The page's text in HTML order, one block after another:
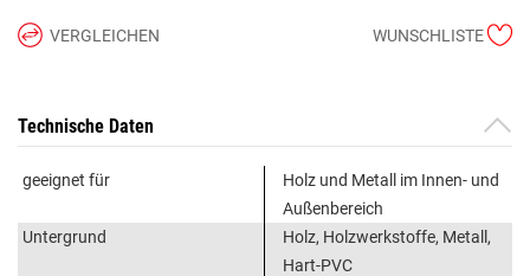
VERGLEICHEN WUNSCHLISTE
Technische Daten
geeignet für
Holz und Metall im Innen- und
Außenbereich
Untergrund
Holz, Holzwerkstoffe, Metall,
Hart-PVC